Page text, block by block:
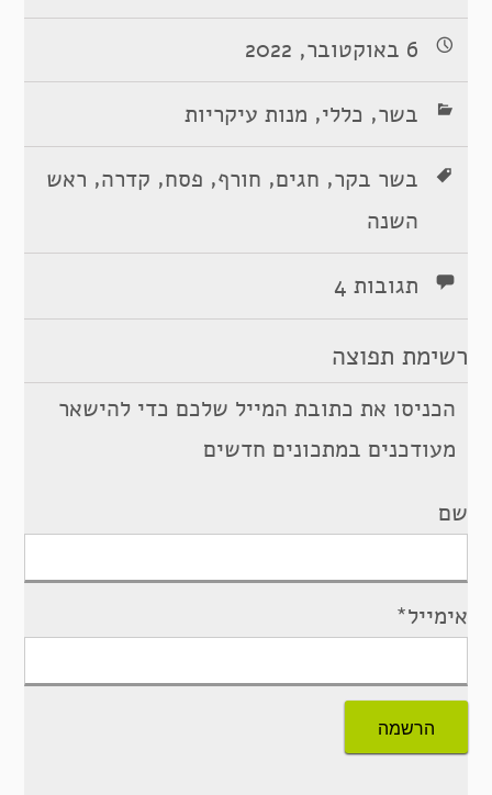
6 באוקטובר, 2022
בשר, כללי, מנות עיקריות
בשר בקר, חגים, חורף, פסח, קדרה, ראש
השנה
תגובות 4
רשימת תפוצה
הכניסו את כתובת המייל שלכם כדי להישאר
מעודכנים במתכונים חדשים
שם
אימייל*